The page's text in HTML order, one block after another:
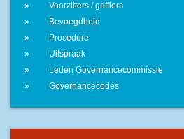
Voorzitters / griffiers
Bevoegdheid
Procedure
Uitspraak
Leden Governancecommissie
Governancecodes